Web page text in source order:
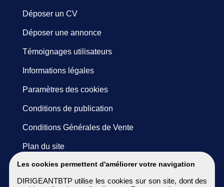
Les cookies permettent d'améliorer votre navigation
DIRIGEANTBTP utilise les cookies sur son site, dont des
Déposer un CV
Déposer une annonce
Témoignages utilisateurs
Informations légales
Paramètres des cookies
Conditions de publication
Conditions Générales de Vente
Plan du site